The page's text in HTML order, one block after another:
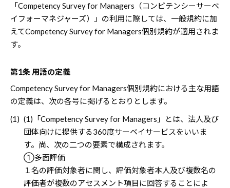
「Competency Survey for Managers（コンピテンシーサーベ
イフォーマネジャーズ）」の利用に際しては、一般規約に加
えてCompetency Survey for Managers個別規約が適用されま
す。
第1条 用語の定義
Competency Survey for Managers個別規約における主な用語
の定義は、次の各号に掲げるとおりとします。
(1) (1)「Competency Survey for Managers」とは、法人及び
団体向けに提供する360度サーベイサービスをいいま
す。尚、次の二つの要素で構成されます。
①多面評価
１名の評価対象者に関し、評価対象者本人及び複数名の
評価者が複数のアセスメント項目に回答することによ